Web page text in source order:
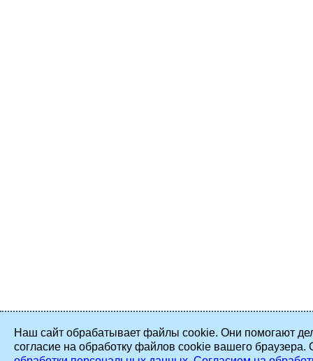
Наш сайт обрабатывает файлы cookie. Они помогают
согласие на обработку файлов cookie вашего